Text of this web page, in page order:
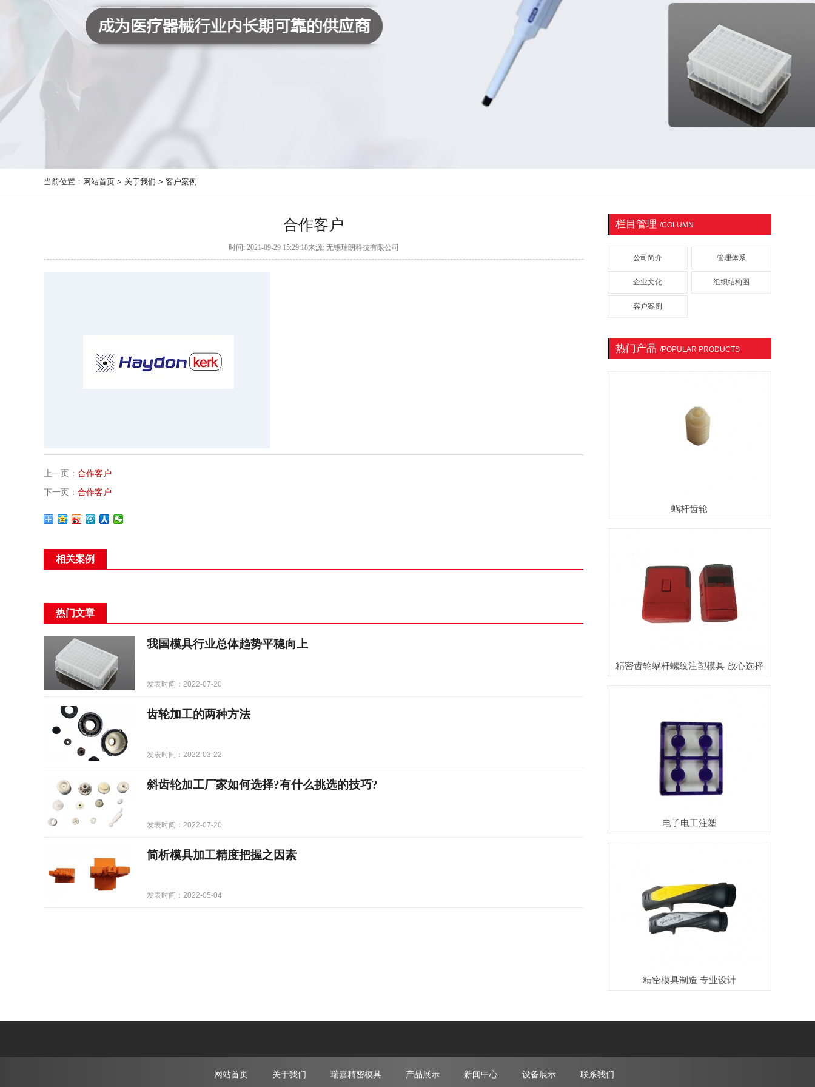
当前位置： 网站首页 > 关于我们 > 客户案例
合作客户
时间: 2021-09-29 15:29:18来源: 无锡瑞朗科技有限公司
上一页： 合作客户
下一页： 合作客户
相关案例
热门文章
我国模具行业总体趋势平稳向上
发表时间：2022-07-20
齿轮加工的两种方法
发表时间：2022-03-22
斜齿轮加工厂家如何选择?有什么挑选的技巧?
发表时间：2022-07-20
简析模具加工精度把握之因素
发表时间：2022-05-04
栏目管理 /COLUMN
公司简介 管理体系
企业文化 组织结构图
客户案例
热门产品 /POPULAR PRODUCTS
蜗杆齿轮
精密齿轮蜗杆螺纹注塑模具 放心选择
电子电工注塑
精密模具制造 专业设计
网站首页 关于我们 瑞嘉精密模具 产品展示 新闻中心 设备展示 联系我们